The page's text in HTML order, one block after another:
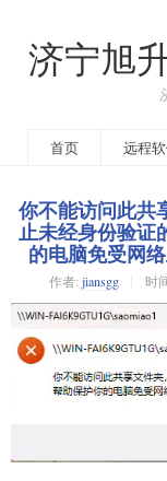
济宁旭
首页 远程
你不能访问此共
止未经身份验证
的电脑免受网
作者: jiansgg 时